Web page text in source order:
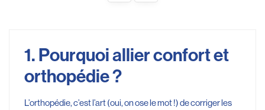
1. Pourquoi allier confort et
orthopédie ?
L’orthopédie, c’est l’art (oui, on ose le mot !) de corriger les